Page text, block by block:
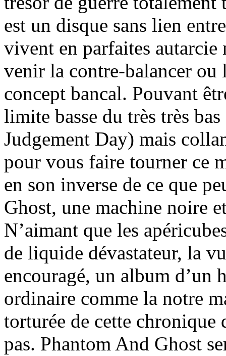
est un disque sans lien
vivent en parfaites autarcie
venir la contre-balancer ou
concept bancal. Pouvant
limite basse du très très
Judgement Day) mais
pour vous faire tourner ce
en son inverse de ce que
Ghost, une machine noire
N’aimant que les
de liquide dévastateur, la
encouragé, un album d’un
ordinaire comme la notre
torturée de cette chronique
pas. Phantom And Ghost